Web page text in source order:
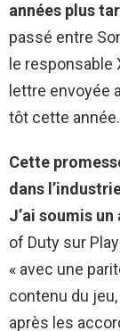
années plus
passé entre
le
lettre envoyée
tôt cette année.
Cette
dans
J’ai soumis
of Duty sur
« avec une
contenu du
après les